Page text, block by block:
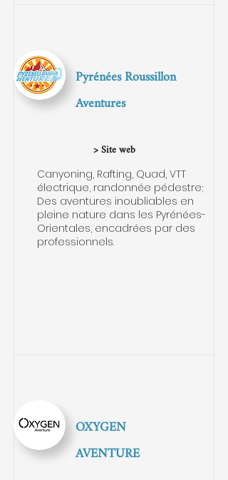
Canyoning, Rafting, Quad, VTT
électrique, randonnée pédestre;
Des aventures inoubliables en
pleine nature dans les Pyrénées-
Orientales, encadrées par des
professionnels.
> Site web
Pyrénées Roussillon
Aventures
OXYGEN
AVENTURE